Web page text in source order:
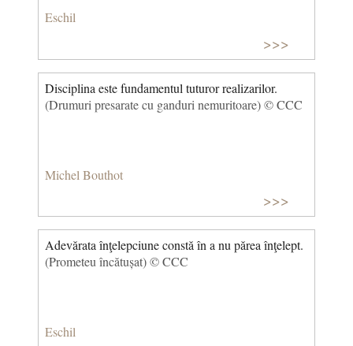
Eschil
>>>
Disciplina este fundamentul tuturor realizarilor.
(Drumuri presarate cu ganduri nemuritoare) © CCC
Michel Bouthot
>>>
Adevărata înţelepciune constă în a nu părea înţelept.
(Prometeu încătușat) © CCC
Eschil